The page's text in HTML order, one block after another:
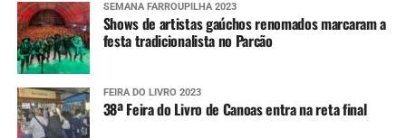
SEMANA FARROUPILHA 2023
Shows de artistas gaúchos renomados marcaram a
festa tradicionalista no Parcão
FEIRA DO LIVRO 2023
38ª Feira do Livro de Canoas entra na reta final